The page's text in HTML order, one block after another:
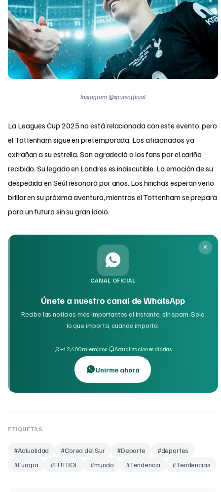
Instagram @spursofficial
La Leagues Cup 2025 no está relacionada con este evento, pero
el Tottenham sigue en pretemporada. Los aficionados ya
extrañan a su estrella. Son agradeció a los fans por el cariño
recibido. Su legado en Londres es indiscutible. La emoción de su
despedida en Seúl resonará por años. Los hinchas esperan verlo
brillar en su próxima aventura, mientras el Tottenham se prepara
para un futuro sin su gran ídolo.
CANAL OFICIAL
Únete a nuestro canal de WhatsApp
Recibe las noticias más importantes al instante, sin spam. Solo
lo que importa, cuando importa.
+12,400 miembros· Actualizaciones diarias
Unirme ahora
ETIQUETAS
#Actualidad #Corea del Sur #Deporte #deportes
#Europa #FÚTBOL #mundo #Tendencia #Tendencias